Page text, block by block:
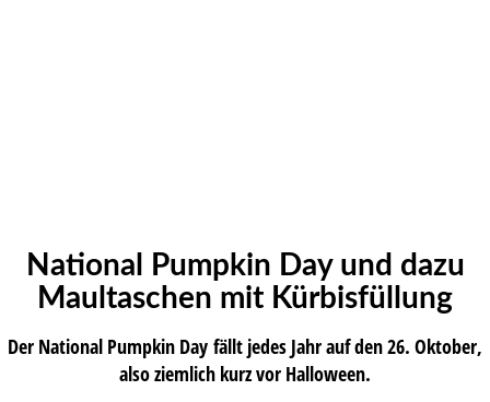
National Pumpkin Day und dazu
Maultaschen mit Kürbisfüllung
Der National Pumpkin Day fällt jedes Jahr auf den 26. Oktober,
also ziemlich kurz vor Halloween.